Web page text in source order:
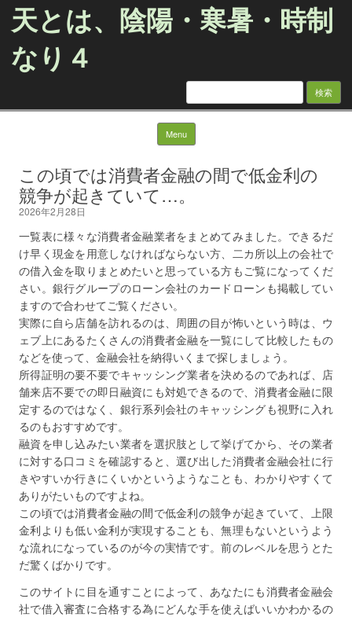
天とは、陰陽・寒暑・時制
なり４
検
Menu Skip to content
この頃では消費者金融の間で低金利の
競争が起きていて…。
2026年2月28日
一覧表に様々な消費者金融業者をまとめてみました。できるだ
け早く現金を用意しなければならない方、二カ所以上の会社で
の借入金を取りまとめたいと思っている方もご覧になってくだ
さい。銀行グループのローン会社のカードローンも掲載してい
ますので合わせてご覧ください。
実際に自ら店舗を訪れるのは、周囲の目が怖いという時は、ウ
ェブ上にあるたくさんの消費者金融を一覧にして比較したもの
などを使って、金融会社を納得いくまで探しましょう。
所得証明の要不要でキャッシング業者を決めるのであれば、店
舗来店不要での即日融資にも対処できるので、消費者金融に限
定するのではなく、銀行系列会社のキャッシングも視野に入れ
るのもおすすめです。
融資を申し込みたい業者を選択肢として挙げてから、その業者
に対する口コミを確認すると、選び出した消費者金融会社に行
きやすいか行きにくいかというようなことも、わかりやすくて
ありがたいものですよね。
この頃では消費者金融の間で低金利の競争が起きていて、上限
金利よりも低い金利が実現することも、無理もないというよう
な流れになっているのが今の実情です。前のレベルを思うとた
だ驚くばかりです。
このサイトに目を通すことによって、あなたにも消費者金融会
社で借入審査に合格する為にどんな手を使えばいいかわかるの